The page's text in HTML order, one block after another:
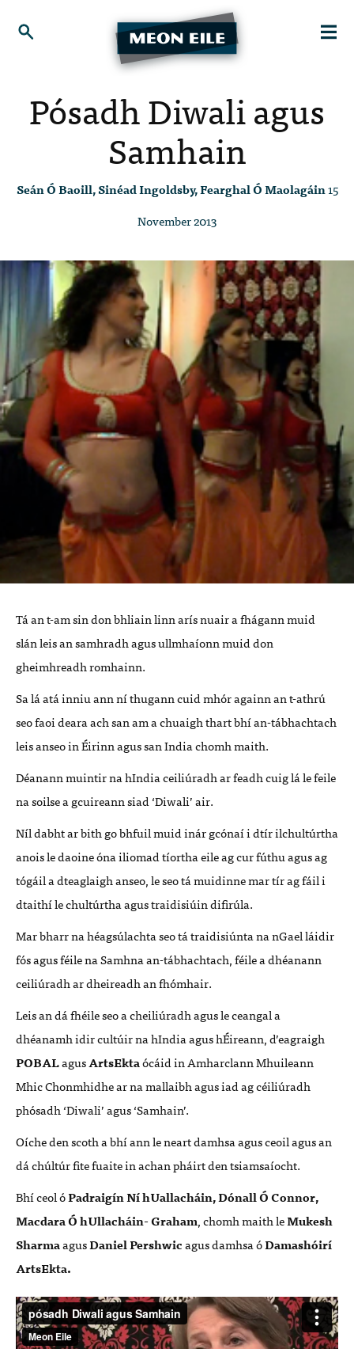
Pósadh Diwali agus
Samhain
Seán Ó Baoill, Sinéad Ingoldsby, Fearghal Ó Maolagáin15
November 2013
Tá an t-am sin don bhliain linn arís nuair a fhágann muid
slán leis an samhradh agus ullmhaíonn muid don
gheimhreadh romhainn.
Sa lá atá inniu ann ní thugann cuid mhór againn an t-athrú
seo faoi deara ach san am a chuaigh thart bhí an-tábhachtach
leis anseo in Éirinn agus san India chomh maith.
Déanann muintir na hIndia ceiliúradh ar feadh cuig lá le feile
na soilse a gcuireann siad ‘Diwali’ air.
Níl dabht ar bith go bhfuil muid inár gcónaí i dtír ilchultúrtha
anois le daoine óna iliomad tíortha eile ag cur fúthu agus ag
tógáil a dteaglaigh anseo, le seo tá muidinne mar tír ag fáil i
dtaithí le chultúrtha agus traidisiúin difirúla.
Mar bharr na héagsúlachta seo tá traidisiúnta na nGael láidir
fós agus féile na Samhna an-tábhachtach, féile a dhéanann
ceiliúradh ar dheireadh an fhómhair.
Leis an dá fhéile seo a cheiliúradh agus le ceangal a
dhéanamh idir cultúir na hIndia agus hÉireann, d’eagraigh
POBALagusArtsEktaócáid in Amharclann Mhuileann
Mhic Chonmhidhe ar na mallaibh agus iad ag céiliúradh
phósadh ‘Diwali’ agus ‘Samhain’.
Oíche den scoth a bhí ann le neart damhsa agus ceoil agus an
dá chúltúr fite fuaite in achan pháirt den tsiamsaíocht.
Bhí ceol óPadraigín Ní hUallacháin, Dónall Ó Connor,
Macdara Ó hUllacháin- Graham, chomh maith leMukesh
SharmaagusDaniel Pershwicagus damhsa óDamashóirí
ArtsEkta.